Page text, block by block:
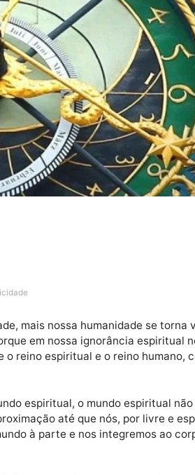
mais nossa
porque em nossa ignorância
o reino espiritual e o reino